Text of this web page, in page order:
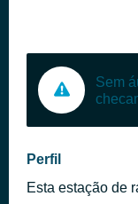
Sem
Perfil
Esta estação de